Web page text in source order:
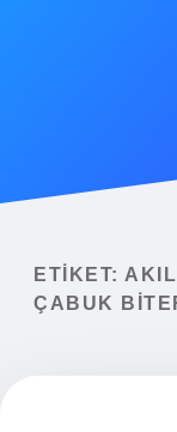
Yasal Uyarı
ETIKET:
ÇABUK